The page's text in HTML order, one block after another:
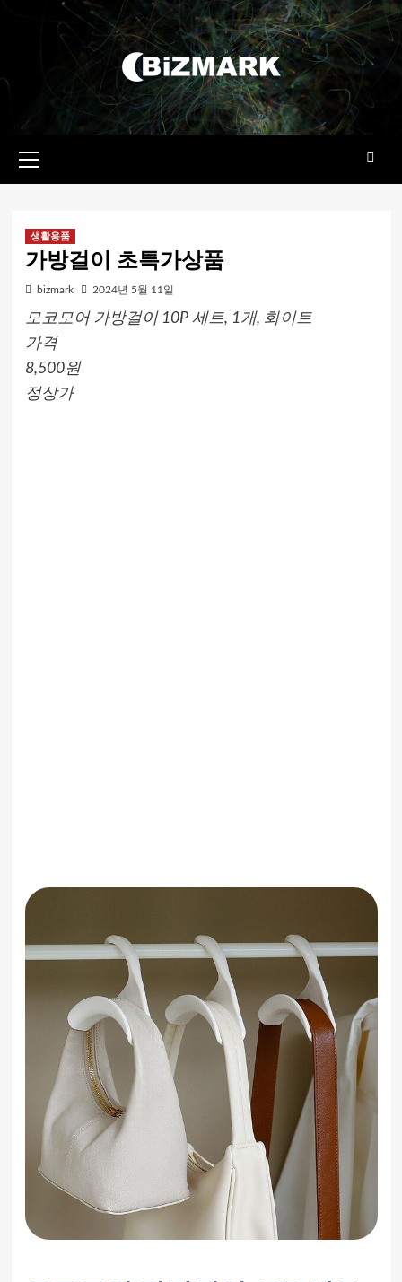
메뉴
생활용품
가방걸이 초특가상품
bizmark 2024년 5월 11일
모코모어 가방걸이 10P 세트, 1개, 화이트
가격
8,500원
정상가